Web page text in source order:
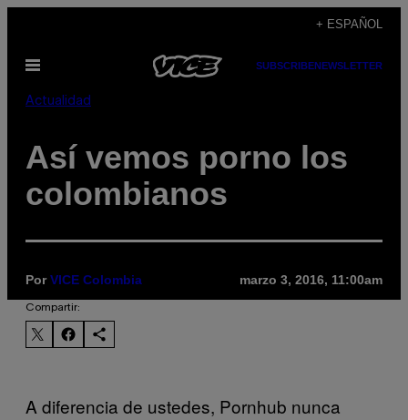
contenido
+ ESPAÑOL
Abrir
SUBSCRIBENEWSLETTER
Actualidad
Así vemos porno los
colombianos
PorVICE Colombia marzo 3, 2016, 11:00am
Compartir:
A diferencia de ustedes, Pornhub nunca